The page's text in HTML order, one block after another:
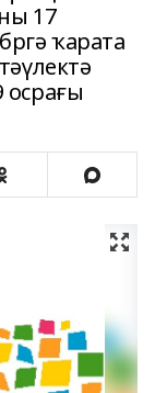
17
ҡарата
осрағы